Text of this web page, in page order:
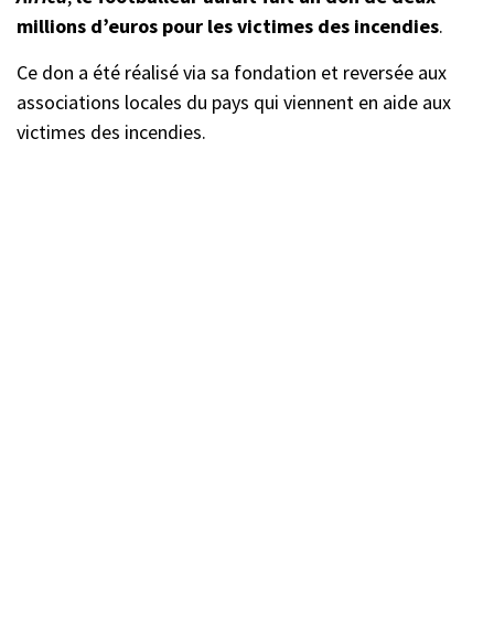
millions d’euros pour les victimes des incendies.
Ce don a été réalisé via sa fondation et reversée aux
associations locales du pays qui viennent en aide aux
victimes des incendies.